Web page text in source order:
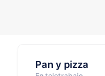
Pan y pizza